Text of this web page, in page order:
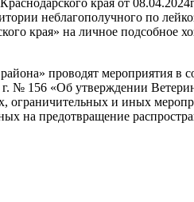
неблагополучного по
края» на личное подсобное
проводят мероприятия в
г. № 156 «Об утверждении
ограничительных и иных
на предотвращение